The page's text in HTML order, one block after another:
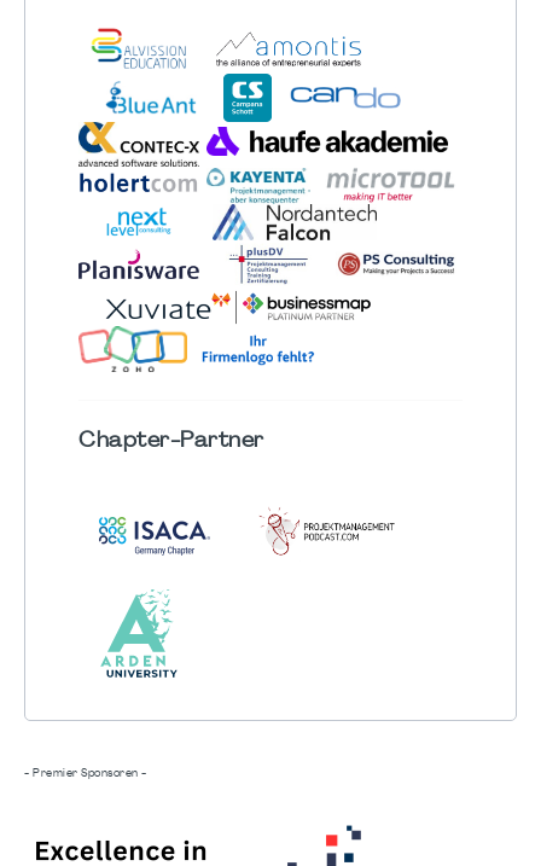
Chapter-Partner
- Premier Sponsoren -